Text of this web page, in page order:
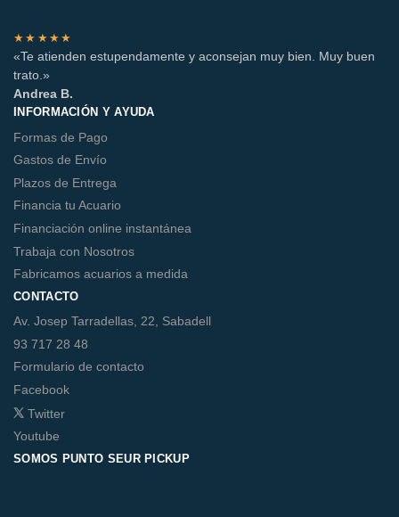
★★★★★
«Te atienden estupendamente y aconsejan muy bien. Muy buen
trato.»
Andrea B.
INFORMACIÓN Y AYUDA
Formas de Pago
Gastos de Envío
Plazos de Entrega
Financia tu Acuario
Financiación online instantánea
Trabaja con Nosotros
Fabricamos acuarios a medida
CONTACTO
Av. Josep Tarradellas, 22, Sabadell
93 717 28 48
Formulario de contacto
Facebook
Twitter
Youtube
SOMOS PUNTO SEUR PICKUP